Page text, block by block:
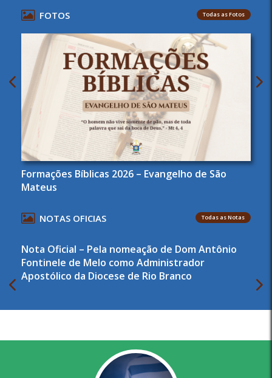
FOTOS Todas as Fotos
Formações Bíblicas 2026 – Evangelho de São
Mateus
NOTAS OFICIAS Todas as Notas
Nota Oficial – Pela nomeação de Dom Antônio
Fontinele de Melo como Administrador
Apostólico da Diocese de Rio Branco